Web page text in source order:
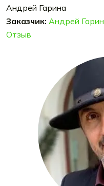
Андрей Гарина
Заказчик: Андрей Гарин
Отзыв